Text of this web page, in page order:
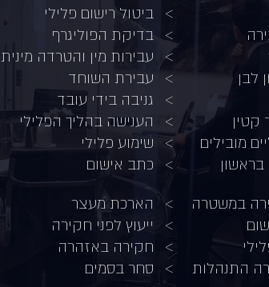
ביטול רישום פלילי
בדיקת הפוליגרף
עבירות מין והטרדה מינית
לבן
עבירת השוחד
גניבה בידי עובד
קטין
הענישה בהליך הפלילי
מובילים
שימוע פלילי
בראשון
כתב אישום
במשטרה
הארכת מעצר
ייעוץ לפני חקירה
חקירה באזהרה
התנהלות
סחר בסמים